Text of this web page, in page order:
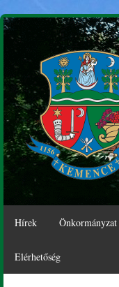
Hírek Önkormányzat
Elérhetőség